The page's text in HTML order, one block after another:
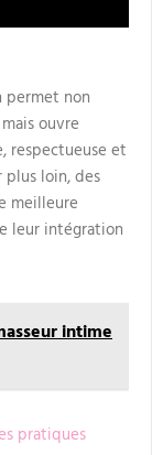
non
ouvre
respectueuse et
plus loin, des
meilleure
leur intégration
intime
pratiques